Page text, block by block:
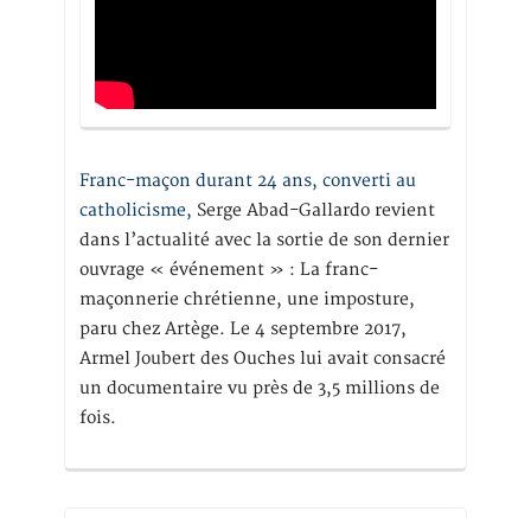
Franc-maçon durant 24 ans, converti au
catholicisme, Serge Abad-Gallardo revient
dans l’actualité avec la sortie de son dernier
ouvrage « événement » : La franc-
maçonnerie chrétienne, une imposture,
paru chez Artège. Le 4 septembre 2017,
Armel Joubert des Ouches lui avait consacré
un documentaire vu près de 3,5 millions de
fois.